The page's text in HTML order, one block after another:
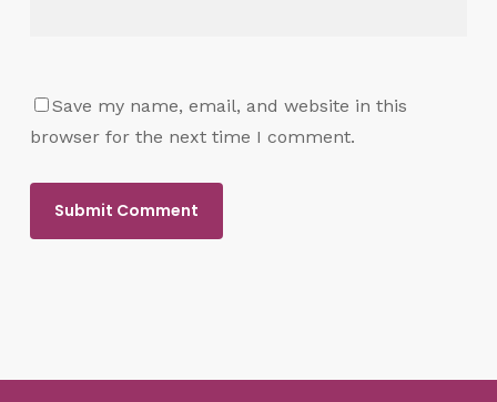
Save my name, email, and website in this
browser for the next time I comment.